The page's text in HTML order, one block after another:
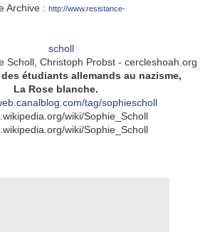
Archive : http://www.resistance-
Scholl, Christoph Probst - cercleshoah.org
étudiants allemands au nazisme,
La Rose blanche.
tag/sophiescholl
wiki/Sophie_Scholl
wiki/Sophie_Scholl